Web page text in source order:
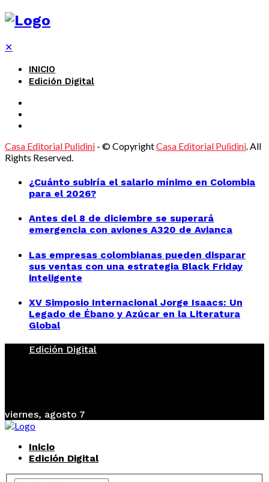
✕
INICIO
Edición Digital
Casa Editorial Pulidini - © CopyrightCasa Editorial Pulidini. All
Rights Reserved.
¿Cuánto subiría el salario mínimo en Colombia
para el 2026?
Antes del 8 de diciembre se superará
emergencia con aviones A320 de Avianca
Las empresas colombianas pueden disparar
sus ventas con una estrategia Black Friday
inteligente
XV Simposio Internacional Jorge Isaacs: Un
Legado de Ébano y Azúcar en la Literatura
Global
Edición Digital
viernes, agosto 7
Inicio
Edición Digital